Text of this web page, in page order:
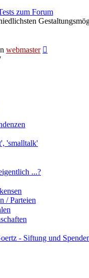
zum Forum
webmaster
'smalltalk'
...?
/ Parteien
- Siftung und